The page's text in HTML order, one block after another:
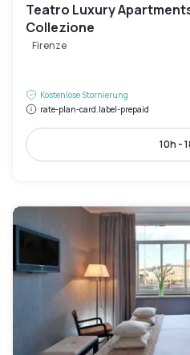
Teatro Luxury
Collezione
Firenze
Kostenlose Stornierung
rate-plan-card.label-prepaid
10h -